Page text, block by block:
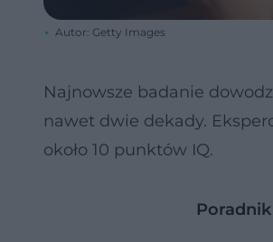
Autor: Getty Images
Najnowsze badanie
nawet dwie dekady.
około 10 punktów IQ.